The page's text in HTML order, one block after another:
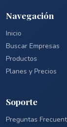
Navegación
Inicio
Buscar Empresas
Productos
Planes y Precios
Soporte
Preguntas